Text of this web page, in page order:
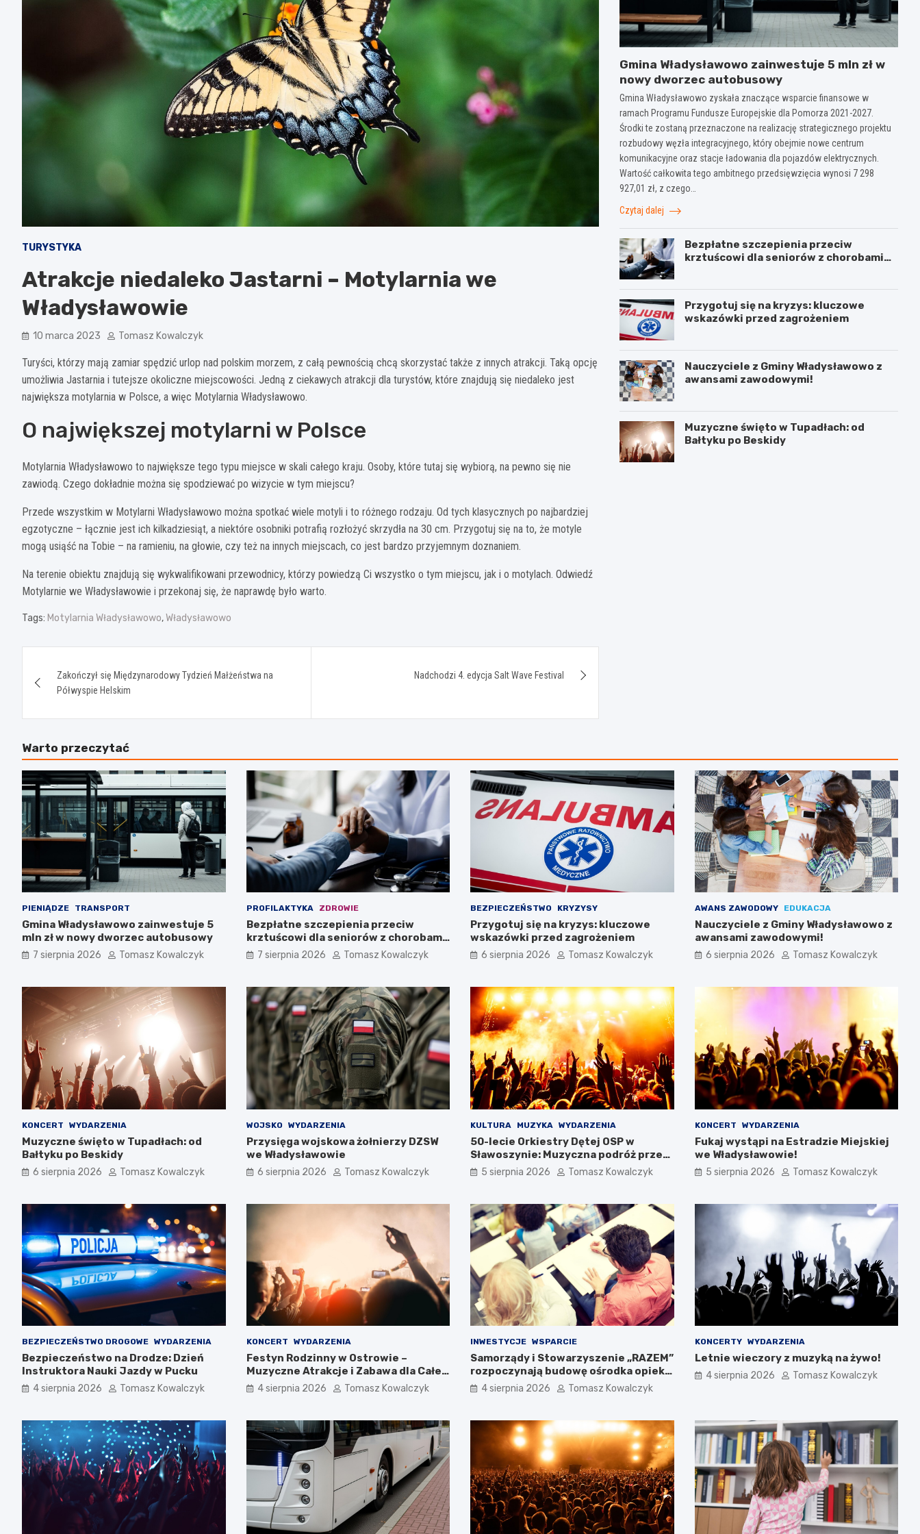
TURYSTYKA
Atrakcje niedaleko Jastarni – Motylarnia we
Władysławowie
10 marca 2023 Tomasz Kowalczyk
Turyści, którzy mają zamiar spędzić urlop nad polskim morzem, z całą pewnością chcą skorzystać także z innych atrakcji. Taką opcję
umożliwia Jastarnia i tutejsze okoliczne miejscowości. Jedną z ciekawych atrakcji dla turystów, które znajdują się niedaleko jest
największa motylarnia w Polsce, a więc Motylarnia Władysławowo.
O największej motylarni w Polsce
Motylarnia Władysławowo to największe tego typu miejsce w skali całego kraju. Osoby, które tutaj się wybiorą, na pewno się nie
zawiodą. Czego dokładnie można się spodziewać po wizycie w tym miejscu?
Przede wszystkim w Motylarni Władysławowo można spotkać wiele motyli i to różnego rodzaju. Od tych klasycznych po najbardziej
egzotyczne – łącznie jest ich kilkadziesiąt, a niektóre osobniki potrafią rozłożyć skrzydła na 30 cm. Przygotuj się na to, że motyle
mogą usiąść na Tobie – na ramieniu, na głowie, czy też na innych miejscach, co jest bardzo przyjemnym doznaniem.
Na terenie obiektu znajdują się wykwalifikowani przewodnicy, którzy powiedzą Ci wszystko o tym miejscu, jak i o motylach. Odwiedź
Motylarnie we Władysławowie i przekonaj się, że naprawdę było warto.
Tags: Motylarnia Władysławowo,Władysławowo
wpisu
Zakończył się Międzynarodowy Tydzień Małżeństwa na
Półwyspie Helskim
Nadchodzi 4. edycja Salt Wave Festival
Gmina Władysławowo zainwestuje 5 mln zł w
nowy dworzec autobusowy
Gmina Władysławowo zyskała znaczące wsparcie finansowe w
ramach Programu Fundusze Europejskie dla Pomorza 2021-2027.
Środki te zostaną przeznaczone na realizację strategicznego projektu
rozbudowy węzła integracyjnego, który obejmie nowe centrum
komunikacyjne oraz stacje ładowania dla pojazdów elektrycznych.
Wartość całkowita tego ambitnego przedsięwzięcia wynosi 7 298
927,01 zł, z czego…
Czytaj dalej
Bezpłatne szczepienia przeciw
krztuścowi dla seniorów z chorobami
Przygotuj się na kryzys: kluczowe
wskazówki przed zagrożeniem
Nauczyciele z Gminy Władysławowo z
awansami zawodowymi!
Muzyczne święto w Tupadłach: od
Bałtyku po Beskidy
Warto przeczytać
PIENIĄDZE TRANSPORT
Gmina Władysławowo zainwestuje 5
mln zł w nowy dworzec autobusowy
7 sierpnia 2026 Tomasz Kowalczyk
PROFILAKTYKA ZDROWIE
Bezpłatne szczepienia przeciw
krztuścowi dla seniorów z chorobami
układu oddechowego
7 sierpnia 2026 Tomasz Kowalczyk
BEZPIECZEŃSTWO KRYZYSY
Przygotuj się na kryzys: kluczowe
wskazówki przed zagrożeniem
6 sierpnia 2026 Tomasz Kowalczyk
AWANS ZAWODOWY EDUKACJA
Nauczyciele z Gminy Władysławowo z
awansami zawodowymi!
6 sierpnia 2026 Tomasz Kowalczyk
KONCERT WYDARZENIA
Muzyczne święto w Tupadłach: od
Bałtyku po Beskidy
6 sierpnia 2026 Tomasz Kowalczyk
WOJSKO WYDARZENIA
Przysięga wojskowa żołnierzy DZSW
we Władysławowie
6 sierpnia 2026 Tomasz Kowalczyk
KULTURA MUZYKA WYDARZENIA
50-lecie Orkiestry Dętej OSP w
Sławoszynie: Muzyczna podróż przez
pokolenia
5 sierpnia 2026 Tomasz Kowalczyk
KONCERT WYDARZENIA
Fukaj wystąpi na Estradzie Miejskiej
we Władysławowie!
5 sierpnia 2026 Tomasz Kowalczyk
BEZPIECZEŃSTWO DROGOWE WYDARZENIA
Bezpieczeństwo na Drodze: Dzień
Instruktora Nauki Jazdy w Pucku
4 sierpnia 2026 Tomasz Kowalczyk
KONCERT WYDARZENIA
Festyn Rodzinny w Ostrowie –
Muzyczne Atrakcje i Zabawa dla Całej
Rodziny!
4 sierpnia 2026 Tomasz Kowalczyk
INWESTYCJE WSPARCIE
Samorządy i Stowarzyszenie „RAZEM”
rozpoczynają budowę ośrodka opieki
wytchnieniowej w Pucku
4 sierpnia 2026 Tomasz Kowalczyk
KONCERTY WYDARZENIA
Letnie wieczory z muzyką na żywo!
4 sierpnia 2026 Tomasz Kowalczyk